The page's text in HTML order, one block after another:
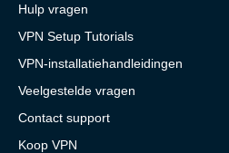
Hulp vragen
VPN Setup Tutorials
VPN-installatiehandleidingen
Veelgestelde vragen
Contact support
Koop VPN